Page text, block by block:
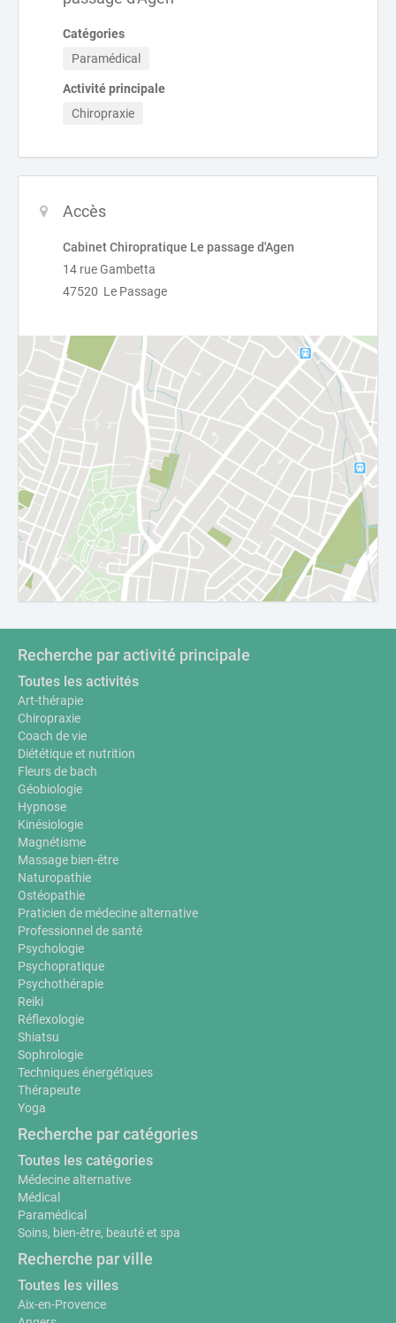
Catégories
Paramédical
Activité principale
Chiropraxie
Accès
Cabinet Chiropratique Le passage d'Agen
14 rue Gambetta
47520 Le Passage
Recherche par activité principale
Toutes les activités
Art-thérapie
Chiropraxie
Coach de vie
Diététique et nutrition
Fleurs de bach
Géobiologie
Hypnose
Kinésiologie
Magnétisme
Massage bien-être
Naturopathie
Ostéopathie
Praticien de médecine alternative
Professionnel de santé
Psychologie
Psychopratique
Psychothérapie
Reiki
Réflexologie
Shiatsu
Sophrologie
Techniques énergétiques
Thérapeute
Yoga
Recherche par catégories
Toutes les catégories
Médecine alternative
Médical
Paramédical
Soins, bien-être, beauté et spa
Recherche par ville
Toutes les villes
Aix-en-Provence